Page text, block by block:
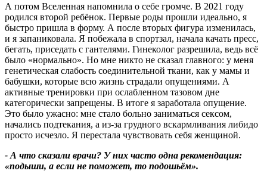
А потом Вселенная напомнила о себе громче. В 2021 году
родился второй ребёнок. Первые роды прошли идеально, я
быстро пришла в форму. А после вторых фигура изменилась,
и я запаниковала. Я побежала в спортзал, начала качать пресс,
бегать, приседать с гантелями. Гинеколог разрешила, ведь всё
было «нормально». Но мне никто не сказал главного: у меня
генетическая слабость соединительной ткани, как у мамы и
бабушки, которые всю жизнь страдали опущениями. А
активные тренировки при ослабленном тазовом дне
категорически запрещены. В итоге я заработала опущение.
Это было ужасно: мне стало больно заниматься сексом,
начались подтекания, а из‑за грудного вскармливания либидо
просто исчезло. Я перестала чувствовать себя женщиной.
- А что сказали врачи? У них часто одна рекомендация:
«подыши, а если не поможет, то подошьём».